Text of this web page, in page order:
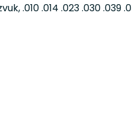
.010 .014 .023 .030 .039